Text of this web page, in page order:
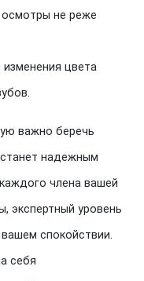
осмотры не реже
цвета
важно беречь
надежным
члена вашей
экспертный уровень
спокойствии.
себя